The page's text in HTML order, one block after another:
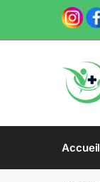
navigation
content
Accueil